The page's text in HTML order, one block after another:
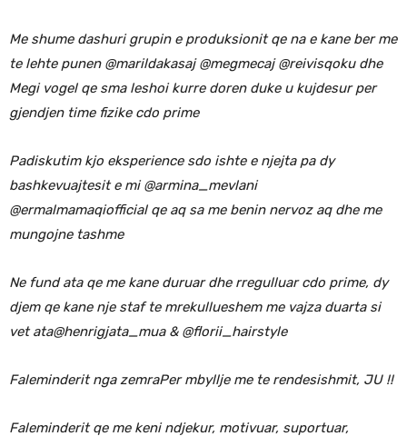
Me shume dashuri grupin e produksionit qe na e kane ber me
te lehte punen @marildakasaj @megmecaj @reivisqoku dhe
Megi vogel qe sma leshoi kurre doren duke u kujdesur per
gjendjen time fizike cdo prime
Padiskutim kjo eksperience sdo ishte e njejta pa dy
bashkevuajtesit e mi @armina_mevlani
@ermalmamaqiofficial qe aq sa me benin nervoz aq dhe me
mungojne tashme
Ne fund ata qe me kane duruar dhe rregulluar cdo prime, dy
djem qe kane nje staf te mrekullueshem me vajza duarta si
vet ata@henrigjata_mua & @florii_hairstyle
Faleminderit nga zemraPer mbyllje me te rendesishmit, JU !!
Faleminderit qe me keni ndjekur, motivuar, suportuar,